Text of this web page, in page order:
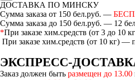
ДОСТАВКА ПО МИНСКУ
Сумма заказа от 150 бел.руб. —
Сумма заказа до 150 бел.руб. — 12
*При заказе хим.средств (от 3 до 10
При заказе хим.средств (от 10 кг) —
ЭКСПРЕСС-
Заказ должен быть размещен до 13.00